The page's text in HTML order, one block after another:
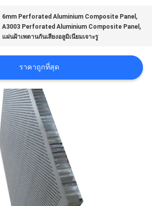
6mm Perforated Aluminium Composite Panel ,
A3003 Perforated Aluminium Composite Panel ,
แผ่นฝ้าเพดานกันเสียงอลูมิเนียมเจาะรู
ราคาถูกที่สุด